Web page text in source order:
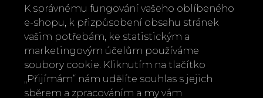
Vyrobeno ve Vietnamu
Drobné odchylky ve tvaru či barvě jsou
součástí originality tohoto produktu.
Zpět Doporučit
K správnému fungování vašeho oblíbeného
e-shopu, k přizpůsobení obsahu stránek
vašim potřebám, ke statistickým a
marketingovým účelům používáme
soubory cookie. Kliknutím na tlačítko
„Přijímám“ nám udělíte souhlas s jejich
sběrem a zpracováním a my vám